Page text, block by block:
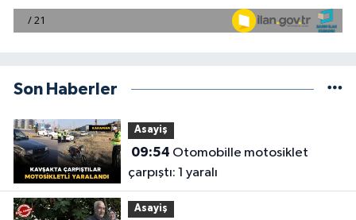
Son Haberler
Asayiş
09:54
çarpıştı: 1 yaralı
Asayiş